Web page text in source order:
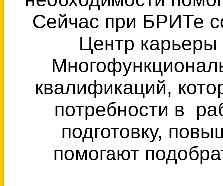
Сейчас при БРИТе
Центр карьеры
квалификаций,
потребности в
подготовку,
помогают